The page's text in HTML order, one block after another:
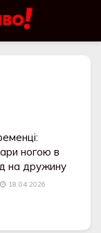
ногою в
на дружину
18.04.2026